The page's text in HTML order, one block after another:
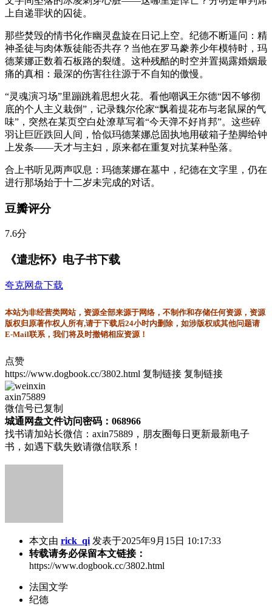
上自递罪状的囚徒。
那些焚毁的情书化作幽灵盘旋在日记上空。纪德不断逼问：精
神圣徒与肉体叛徒能否共存？当他在罗马豢养少年模特时，玛
德莱娜正数着石板路的裂缝。这种残酷的时空并置揭露婚姻最
痛的真相：最深的伤害往往源于不自知的傲慢。
“灵魂演习场”里蹦跳着思想火花。看他嘲讽王尔德“因不够彻
底的个人主义栽倒”，记录魏尔伦家“飘着提花布与老鼠屎的气
味”，突然在某页空白处潦草写着“今天弹不好肖邦”。这些碎
羽让巨匠跌回人间，恰似玛德莱娜总固执地用破箱子垫脚给钟
上发条——天才与主妇，原来都在重复对抗某种坠落。
合上书听见两声叹息：玛德莱娜在墓中，纪德在文字里，仍在
进行那场始于十二岁未完成的对话。
豆瓣评分
7.6分
《遣悲怀》电子书下载
夸克网盘下载
本站为非经营类网站，资源全部来源于网络，不制作和存储任何资源，资源
版权归原著作权人所有,请于下载后24小时内删除，如涉版权或其他问题请
E-Mail联系，我们将及时撤销相应资源！
点赞
https://www.dogbook.cc/3802.html 复制链接 复制链接
axin75889
微信号已复制
城通网盘文件访问密码：068966
找书请加站长微信：axin75889，朋友圈每日更新最新电子
书，如遇下载失败请微信联系！
本文由 rick_qi 发表于2025年9月15日 10:17:33
转载请务必保留本文链接：
https://www.dogbook.cc/3802.html
法国文学
纪德